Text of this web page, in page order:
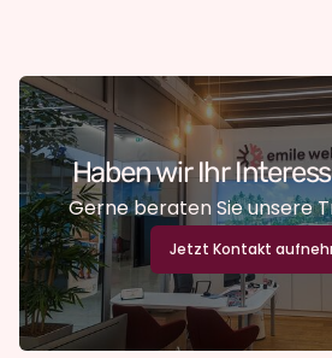
Haben wir Ihr
Gerne beraten Sie unsere
Jetzt Kontakt